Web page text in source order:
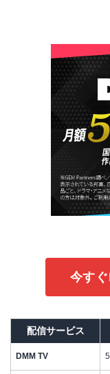
今す
配信サービス
DMM TV